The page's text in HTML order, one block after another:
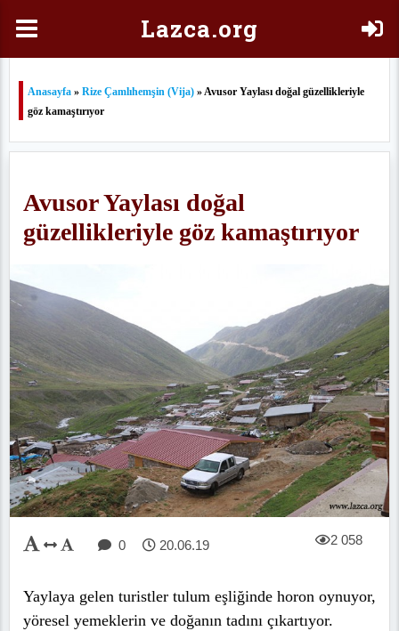
Lazca.org
Anasayfa » Rize Çamlıhemşin (Vija) » Avusor Yaylası doğal güzellikleriyle
göz kamaştırıyor
Avusor Yaylası doğal
güzellikleriyle göz kamaştırıyor
0 20.06.19 2 058
Yaylaya gelen turistler tulum eşliğinde horon oynuyor,
yöresel yemeklerin ve doğanın tadını çıkartıyor.